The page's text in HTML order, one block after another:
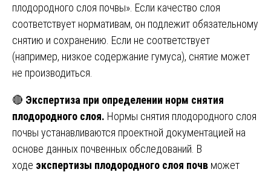
плодородного слоя почвы». Если качество слоя
соответствует нормативам, он подлежит обязательному
снятию и сохранению. Если не соответствует
(например, низкое содержание гумуса), снятие может
не производиться.
🔴 Экспертиза при определении норм снятия
плодородного слоя. Нормы снятия плодородного слоя
почвы устанавливаются проектной документацией на
основе данных почвенных обследований. В
ходе экспертизы плодородного слоя почв может